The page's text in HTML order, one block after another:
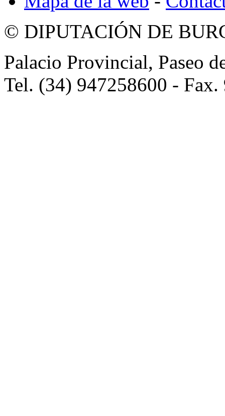
© DIPUTACIÓN DE
Palacio Provincial, Paseo
Tel. (34) 947258600 - Fax.